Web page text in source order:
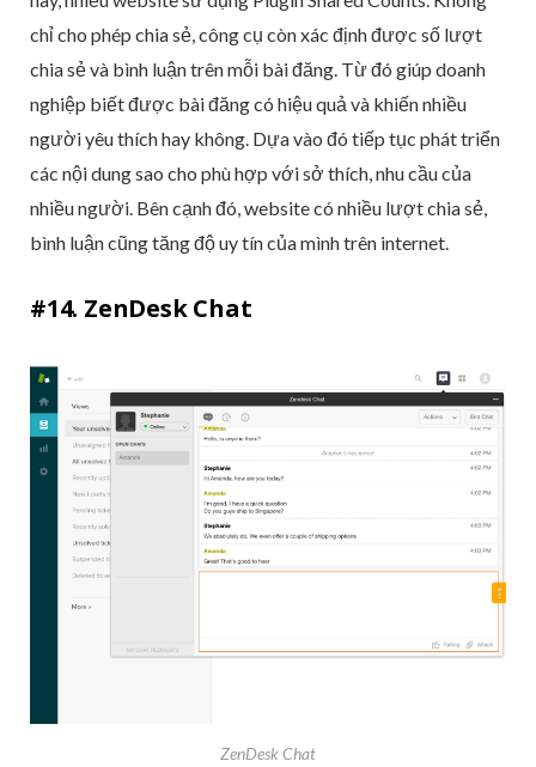
chỉ cho phép chia sẻ, công cụ còn xác định được số lượt
chia sẻ và bình luận trên mỗi bài đăng. Từ đó giúp doanh
nghiệp biết được bài đăng có hiệu quả và khiến nhiều
người yêu thích hay không. Dựa vào đó tiếp tục phát triển
các nội dung sao cho phù hợp với sở thích, nhu cầu của
nhiều người. Bên cạnh đó, website có nhiều lượt chia sẻ,
bình luận cũng tăng độ uy tín của mình trên internet.
#14. ZenDesk Chat
ZenDesk Chat